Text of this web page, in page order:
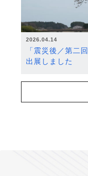
2026.04.14
「震災後／第二
出展しました